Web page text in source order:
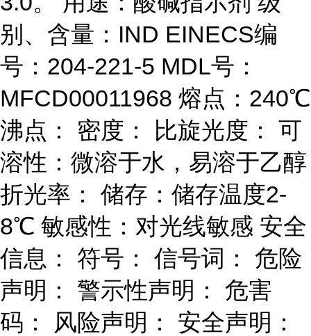
别、含量：IND EINECS编
号：204-221-5 MDL号：
MFCD00011968 熔点：240℃
沸点： 密度： 比旋光度： 可
溶性：微溶于水，易溶于乙醇
折光率： 储存：储存温度2-
8℃ 敏感性：对光线敏感 安全
信息： 符号： 信号词： 危险
声明： 警示性声明： 危害
码： 风险声明： 安全声明：